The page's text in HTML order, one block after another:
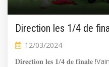
Direction les 1/4 de
12/03/2024
𝐃𝐢𝐫𝐞𝐜𝐭𝐢𝐨𝐧 𝐥𝐞𝐬 𝟏/𝟒 𝐝𝐞 𝐟𝐢𝐧𝐚𝐥𝐞